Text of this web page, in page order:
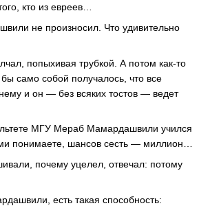
кто из евреев…
не произносил. Что удивительно
попыхивая трубкой. А потом как-то
бы само собой получалось, что все
и он — без всяких тостов — ведет
МГУ Мераб Мамардашвили учился
понимаете, шансов сесть — миллион…
почему уцелел, отвечал: потому
есть такая способность: